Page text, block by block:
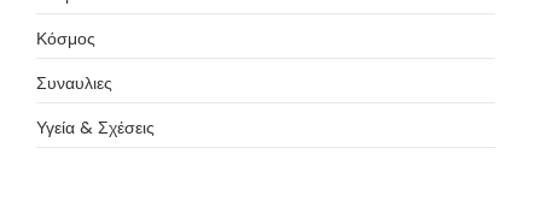
Κόσμος
Συναυλιες
Υγεία & Σχέσεις